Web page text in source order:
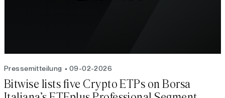
Pressemitteilung 09-02-2026
Bitwise lists five Crypto ETPs on Borsa